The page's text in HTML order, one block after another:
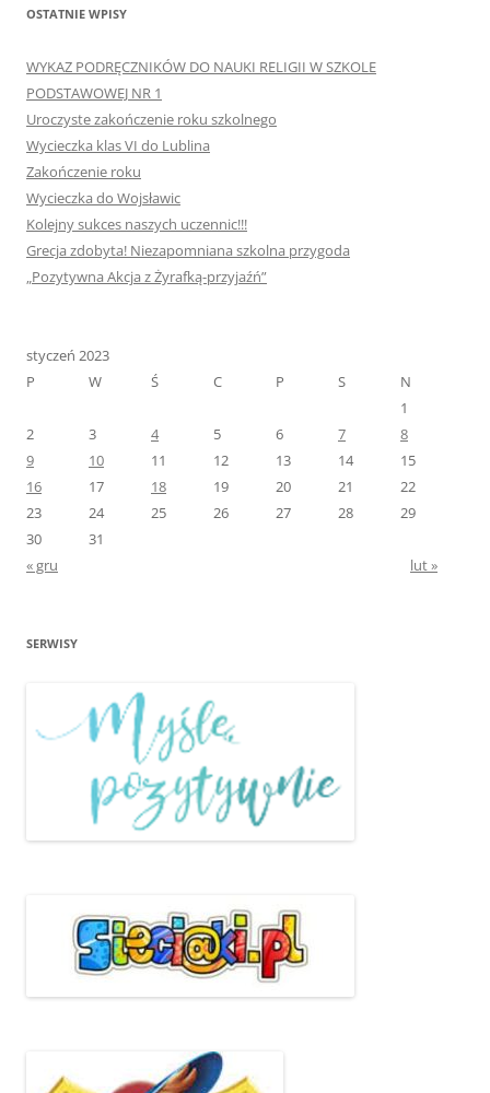
OSTATNIE WPISY
WYKAZ PODRĘCZNIKÓW DO NAUKI RELIGII W SZKOLE
PODSTAWOWEJ NR 1
Uroczyste zakończenie roku szkolnego
Wycieczka klas VI do Lublina
Zakończenie roku
Wycieczka do Wojsławic
Kolejny sukces naszych uczennic!!!
Grecja zdobyta! Niezapomniana szkolna przygoda
„Pozytywna Akcja z Żyrafką-przyjaźń”
styczeń 2023
P
W Ś C P S
N
1
2
3 4 5 6 7
8
9
10 11 12 13 14
15
16
17 18 19 20 21
22
23
24 25 26 27 28
29
30
31
« gru
lut »
SERWISY